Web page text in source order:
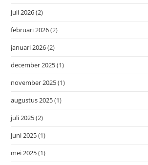
juli 2026(2)
februari 2026(2)
januari 2026(2)
december 2025(1)
november 2025(1)
augustus 2025(1)
juli 2025(2)
juni 2025(1)
mei 2025(1)